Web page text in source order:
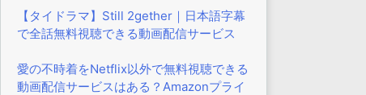
【タイドラマ】Still 2gether｜日本語字幕
で全話無料視聴できる動画配信サービス
愛の不時着をNetflix以外で無料視聴できる
動画配信サービスはある？Amazonプライ